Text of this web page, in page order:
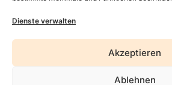
Dienste verwalten
Akzeptieren
Ablehnen
Erklärung zur
AGB